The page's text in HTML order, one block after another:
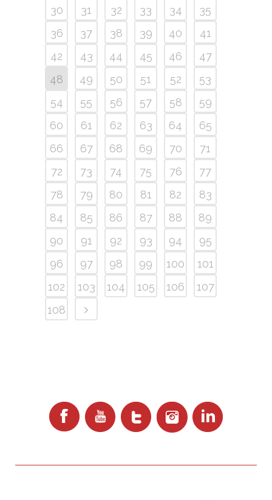
30
31 32 33 34
35
36
37 38 39 40
41
42
43 44 45 46
47
48
49 50 51 52
53
54
55 56 57 58
59
60
61 62 63 64
65
66
67 68 69 70
71
72
73 74 75 76
77
78
79 80 81 82
83
84
85 86 87 88
89
90
91 92 93 94
95
96
97 98 99 100
101
102
103 104 105 106
107
108